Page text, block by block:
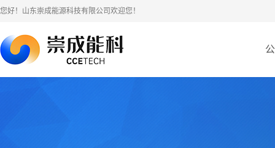
您好！山东崇成能源科技有限公司欢迎您！